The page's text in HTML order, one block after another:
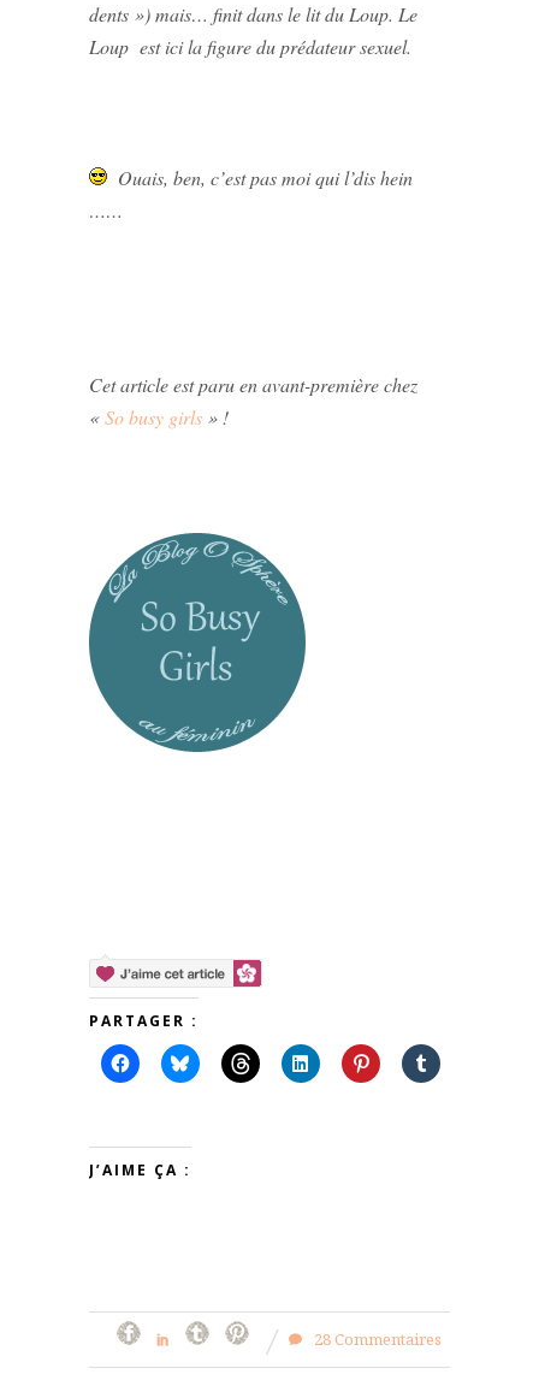
dents ») mais… finit dans le lit du Loup. Le
Loup est ici la figure du prédateur sexuel.
Ouais, ben, c’est pas moi qui l’dis hein
……
Cet article est paru en avant-première chez
«So busy girls » !
PARTAGER :
J’AIME ÇA :
28 Commentaires